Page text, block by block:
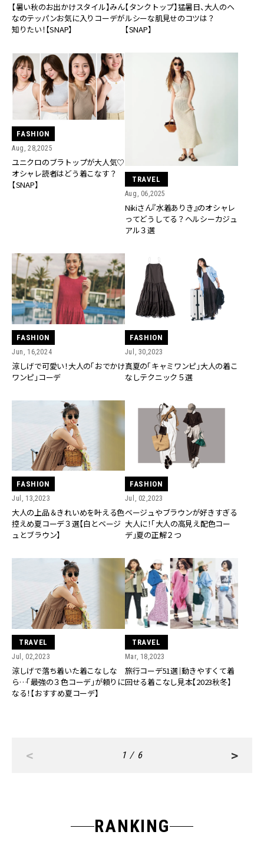
【暑い秋のお出かけスタイル】みん
なのテッパンお気に入りコーデが
知りたい！【SNAP】
【タンクトップ】猛暑日、大人のヘ
ルシーな肌見せのコツは？
【SNAP】
FASHION
Aug, 28,2025
ユニクロのブラトップが大人気♡
オシャレ読者はどう着こなす？
【SNAP】
TRAVEL
Aug, 06,2025
Nikiさん『水着ありき』のオシャレ
ってどうしてる？ヘルシーカジュ
アル３選
FASHION
Jun, 16,2024
涼しげで可愛い！大人の「おでかけ
ワンピ」コーデ
FASHION
Jul, 30,2023
真夏の「キャミワンピ」大人の着こ
なしテクニック５選
FASHION
Jul, 13,2023
大人の上品＆きれいめを叶える色
控えめ夏コーデ３選【白とベージ
ュとブラウン】
FASHION
Jul, 02,2023
ベージュやブラウンが好きすぎる
大人に！「大人の高見え配色コー
デ」夏の正解２つ
TRAVEL
Jul, 02,2023
涼しげで落ち着いた着こなしな
ら…「最強の３色コーデ」が頼りに
なる！【おすすめ夏コーデ】
TRAVEL
Mar, 18,2023
旅行コーデ51選｜動きやすくて着
回せる着こなし見本【2023秋冬】
< 1 / 6 >
RANKING